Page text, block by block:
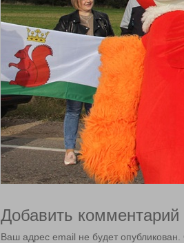
Добавить комментарий
Ваш адрес email не будет опубликован.